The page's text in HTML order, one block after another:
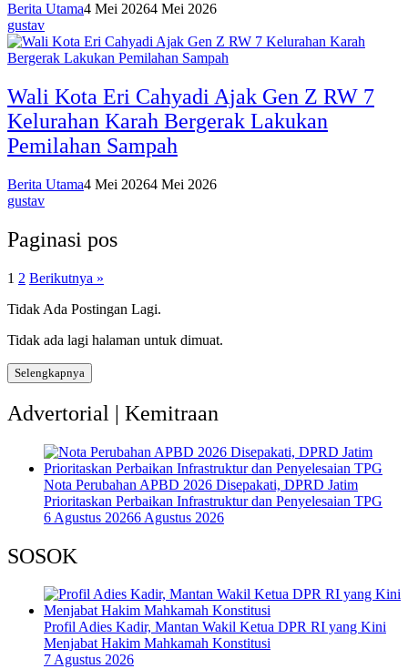
Berita Utama4 Mei 20264 Mei 2026
gustav
Wali Kota Eri Cahyadi Ajak Gen Z RW 7
Kelurahan Karah Bergerak Lakukan
Pemilahan Sampah
Berita Utama4 Mei 20264 Mei 2026
gustav
Paginasi pos
1 2 Berikutnya »
Tidak Ada Postingan Lagi.
Tidak ada lagi halaman untuk dimuat.
Selengkapnya
Advertorial | Kemitraan
Nota Perubahan APBD 2026 Disepakati, DPRD Jatim
Prioritaskan Perbaikan Infrastruktur dan Penyelesaian TPG
6 Agustus 20266 Agustus 2026
SOSOK
Profil Adies Kadir, Mantan Wakil Ketua DPR RI yang Kini
Menjabat Hakim Mahkamah Konstitusi
7 Agustus 2026